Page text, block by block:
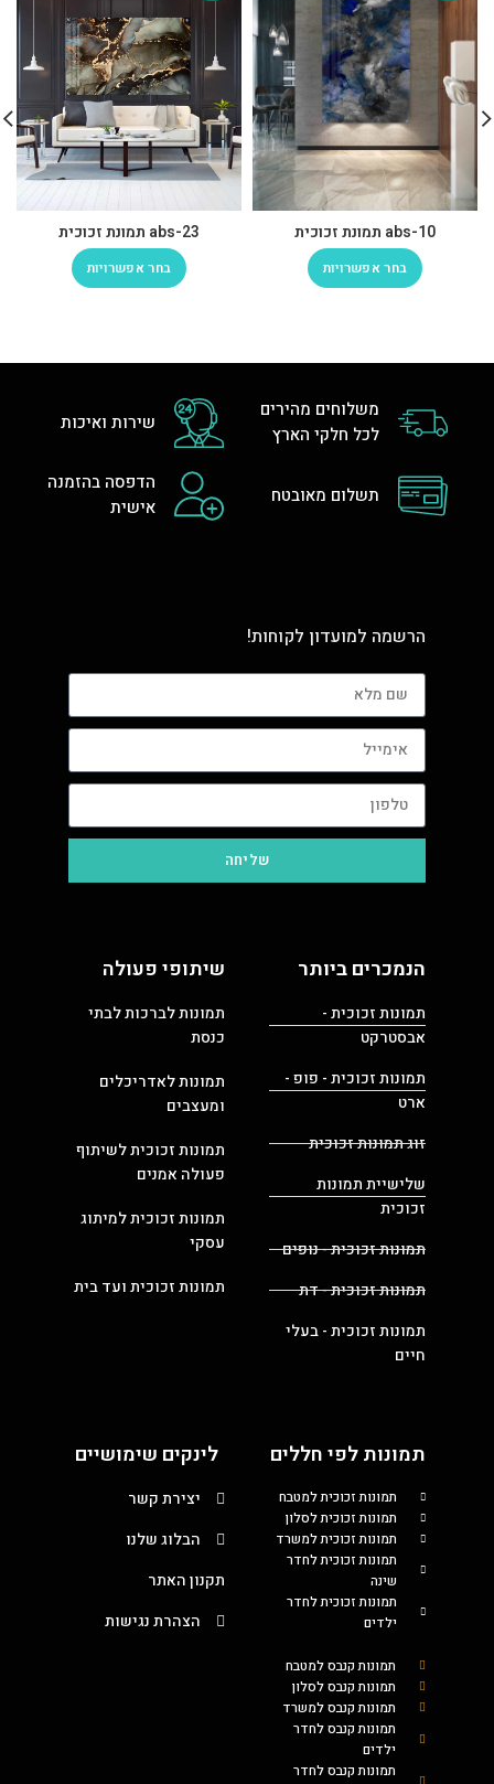
abs-10 תמונת זכוכית
בחר אפשרויות
abs-23 תמונת זכוכית
בחר אפשרויות
משלוחים מהירים
לכל חלקי הארץ
שירות ואיכות
תשלום מאובטח
הדפסה בהזמנה
אישית
הרשמה למועדון לקוחות!
שליחה
הנמכרים ביותר
תמונות זכוכית -
אבסטרקט
תמונות זכוכית - פופ -
ארט
זוג תמונות זכוכית
שלישיית תמונות
זכוכית
תמונות זכוכית - נופים
תמונות זכוכית - דת
תמונות זכוכית - בעלי
חיים
שיתופי פעולה
תמונות לברכות לבתי
כנסת
תמונות לאדריכלים
ומעצבים
תמונות זכוכית לשיתוף
פעולה אמנים
תמונות זכוכית למיתוג
עסקי
תמונות זכוכית ועד בית
תמונות לפי חללים
תמונות זכוכית למטבח
תמונות זכוכית לסלון
תמונות זכוכית למשרד
תמונות זכוכית לחדר
שינה
תמונות זכוכית לחדר
ילדים
תמונות קנבס למטבח
תמונות קנבס לסלון
תמונות קנבס למשרד
תמונות קנבס לחדר
ילדים
תמונות קנבס לחדר
לינקים שימושיים
יצירת קשר
הבלוג שלנו
תקנון האתר
הצהרת נגישות